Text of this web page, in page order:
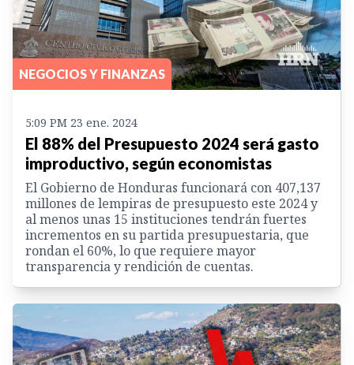
NEGOCIOS Y FINANZAS
5:09 PM 23 ene. 2024
El 88% del Presupuesto 2024 será gasto
improductivo, según economistas
El Gobierno de Honduras funcionará con 407,137
millones de lempiras de presupuesto este 2024 y
al menos unas 15 instituciones tendrán fuertes
incrementos en su partida presupuestaria, que
rondan el 60%, lo que requiere mayor
transparencia y rendición de cuentas.